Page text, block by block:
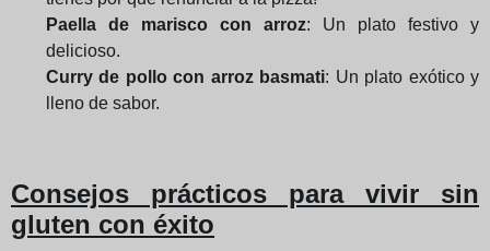
Paella de marisco con arroz: Un plato festivo y
delicioso.
Curry de pollo con arroz basmati: Un plato exótico y
lleno de sabor.
Consejos prácticos para vivir sin
gluten con éxito